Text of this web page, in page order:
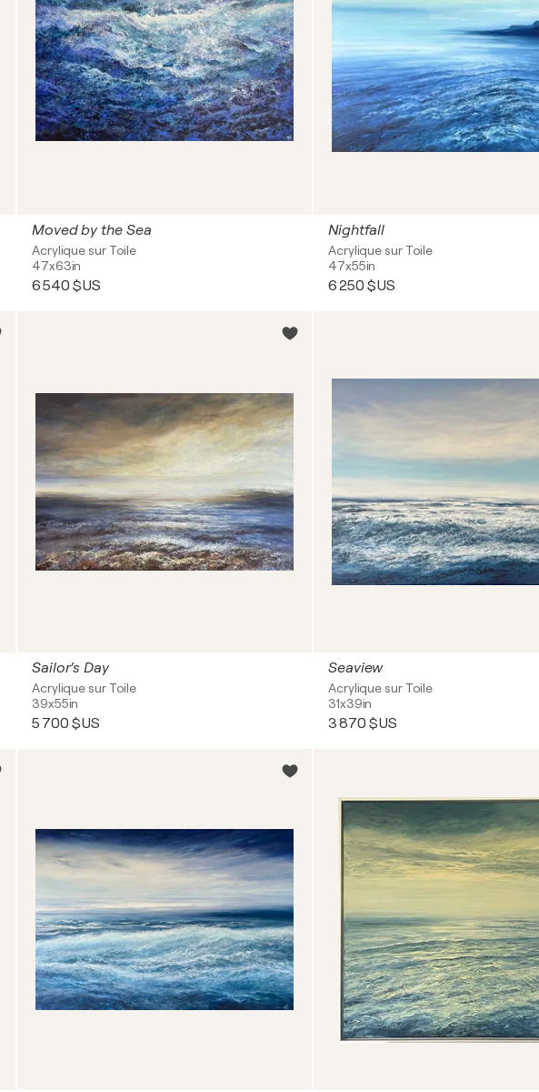
Moved by the Sea
Acrylique sur Toile
47x63in
6 540 $US
Nightfall
Acrylique sur Toile
47x55in
6 250 $US
Sailor‘s Day
Acrylique sur Toile
39x55in
5 700 $US
Seaview
Acrylique sur Toile
31x39in
3 870 $US